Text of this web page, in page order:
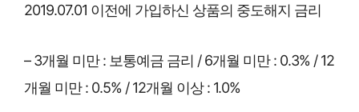
2019.07.01 이전에 가입하신 상품의 중도해지 금리
– 3개월 미만 : 보통예금 금리 / 6개월 미만 : 0.3% / 12
개월 미만 : 0.5% / 12개월 이상 : 1.0%